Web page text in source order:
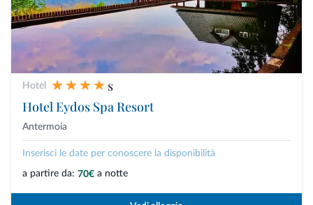
Hotel
s
Hotel Eydos Spa Resort
Antermoia
Inserisci le date per conoscere la disponibilità
a partire da: 70€ a notte